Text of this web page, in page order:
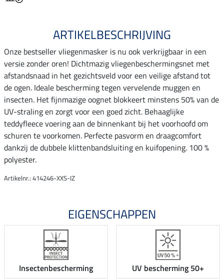
ARTIKELBESCHRIJVING
Onze bestseller vliegenmasker is nu ook verkrijgbaar in een
versie zonder oren! Dichtmazig vliegenbeschermingsnet met
afstandsnaad in het gezichtsveld voor een veilige afstand tot
de ogen. Ideale bescherming tegen vervelende muggen en
insecten. Het fijnmazige oognet blokkeert minstens 50% van de
UV-straling en zorgt voor een goed zicht. Behaaglijke
teddyfleece voering aan de binnenkant bij het voorhoofd om
schuren te voorkomen. Perfecte pasvorm en draagcomfort
dankzij de dubbele klittenbandsluiting en kuifopening. 100 %
polyester.
Artikelnr.: 414246-XXS-IZ
EIGENSCHAPPEN
Insectenbescherming UV bescherming 50+